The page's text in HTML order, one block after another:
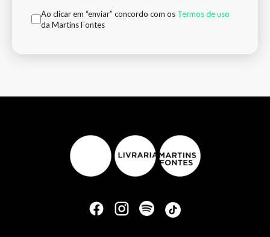
Ao clicar em “enviar” concordo com os Termos de uso
da Martins Fontes